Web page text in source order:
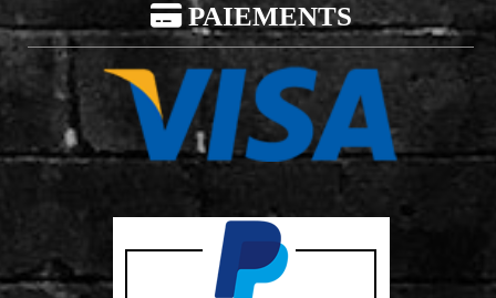
 PAIEMENTS